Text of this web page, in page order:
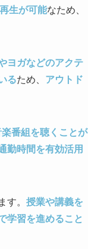
生が可能なため、
ヨガなどのアクテ
るため、 アウトド
番組を聴くことが
勤時間を有効活用
。 授業や講義を
学習を進めること